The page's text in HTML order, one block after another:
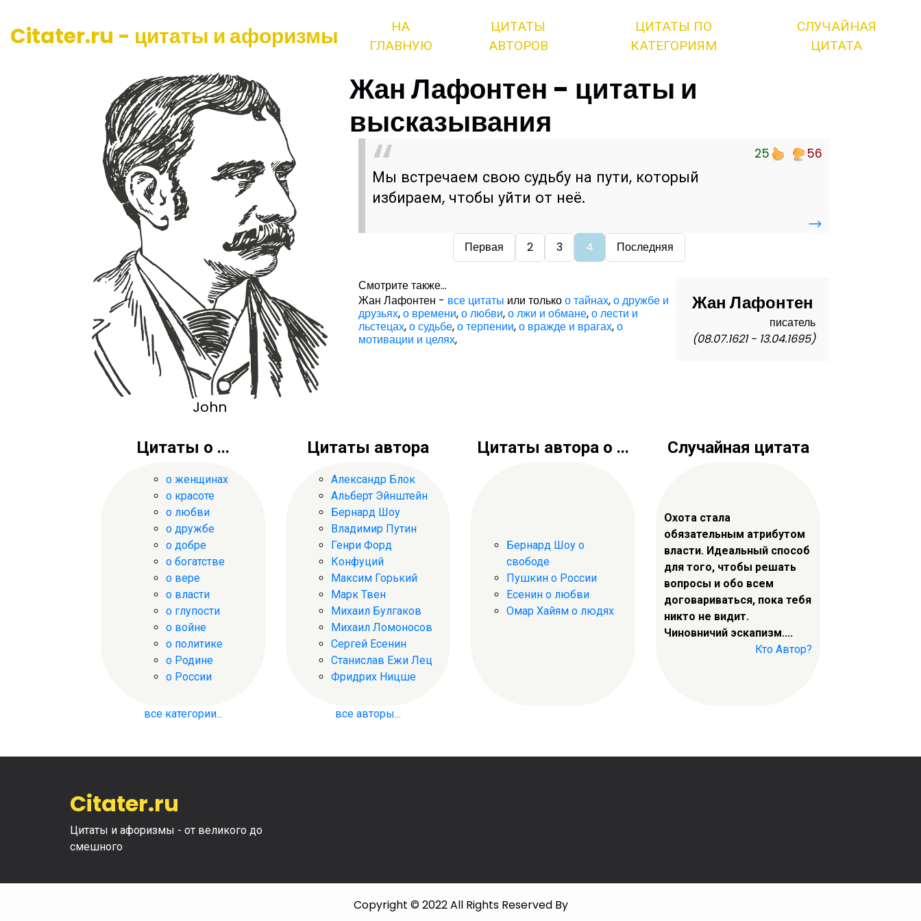
Citater.ru - цитаты и афоризмы
НА
ГЛАВНУЮ
ЦИТАТЫ
АВТОРОВ
ЦИТАТЫ ПО
КАТЕГОРИЯМ
СЛУЧАЙНАЯ
ЦИТАТА
John
Жан Лафонтен - цитаты и
высказывания
25 56
Мы встречаем свою судьбу на пути, который
избираем, чтобы уйти от неё.
→
Первая 2 3 4 Последняя
Жан Лафонтен
писатель
(08.07.1621 - 13.04.1695)
Смотрите также...
Жан Лафонтен - все цитаты или толькоо тайнах,о дружбе и
друзьях,о времени,о любви,о лжи и обмане,о лести и
льстецах,о судьбе,о терпении,о вражде и врагах,о
мотивации и целях,
Цитаты о ...
о женщинах
о красоте
о любви
о дружбе
о добре
о богатстве
о вере
о власти
о глупости
о войне
о политике
о Родине
о России
все категории...
Цитаты автора
Александр Блок
Альберт Эйнштейн
Бернард Шоу
Владимир Путин
Генри Форд
Конфуций
Максим Горький
Марк Твен
Михаил Булгаков
Михаил Ломоносов
Сергей Есенин
Станислав Ежи Лец
Фридрих Ницше
все авторы...
Цитаты автора о ...
Бернард Шоу о
свободе
Пушкин о России
Есенин о любви
Омар Хайям о людях
Случайная цитата
Охота стала
обязательным атрибутом
власти. Идеальный способ
для того, чтобы решать
вопросы и обо всем
договариваться, пока тебя
никто не видит.
Чиновничий эскапизм....
Кто Автор?
Citater.ru
Цитаты и афоризмы - от великого до
смешного
Copyright © 2022 All Rights Reserved By